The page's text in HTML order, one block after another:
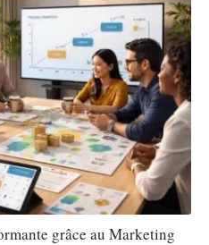
grâce au Marketing